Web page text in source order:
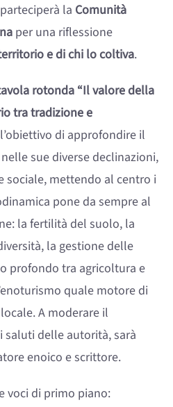
la Comunità
per una riflessione
e di chi lo coltiva.
rotonda “Il valore della
tra tradizione e
di approfondire il
sue diverse declinazioni,
sociale, mettendo al centro i
pone da sempre al
la fertilità del suolo, la
la gestione delle
profondo tra agricoltura e
quale motore di
A moderare il
delle autorità, sarà
enoico e scrittore.
voci di primo piano: